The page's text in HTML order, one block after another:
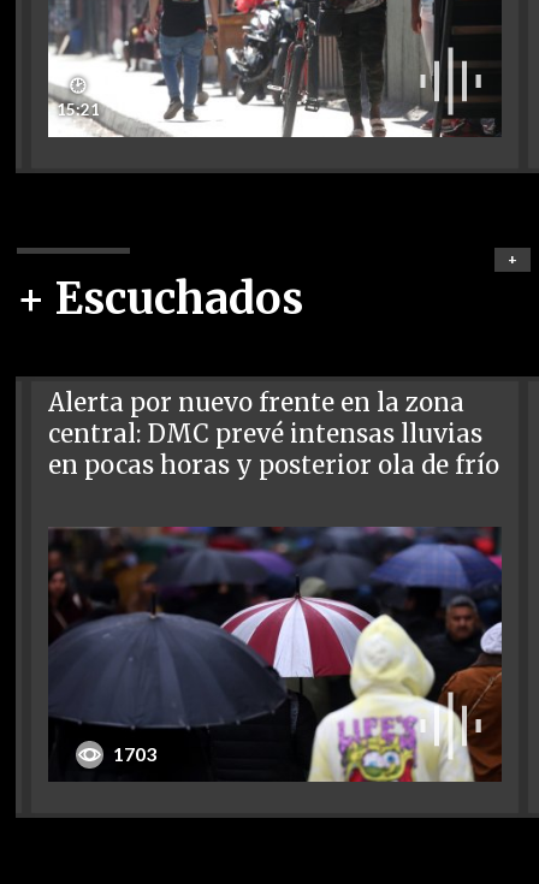
🕑
15:21
+ Escuchados
+
Alerta por nuevo frente en la zona
central: DMC prevé intensas lluvias
en pocas horas y posterior ola de frío
1703